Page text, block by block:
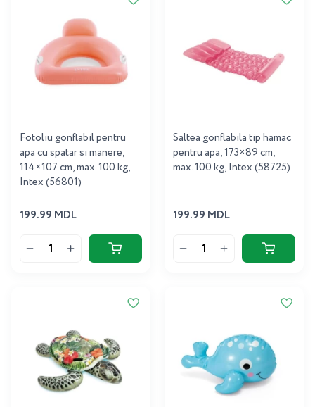
Fotoliu gonflabil pentru
apa cu spatar si manere,
114×107 cm, max. 100 kg,
Intex (56801)
199.99 MDL
Saltea gonflabila tip hamac
pentru apa, 173×89 cm,
max. 100 kg, Intex (58725)
199.99 MDL